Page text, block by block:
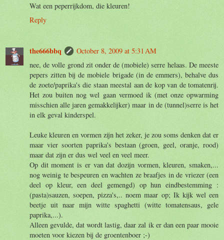
Wat een peperrijkdom, die kleuren!
Reply
the666bbq
October 8, 2009 at 5:31 AM
nee, de volle grond zit onder de (mobiele) serre helaas. De meeste
pepers zitten bij de mobiele brigade (in de emmers), behalve dus
de zoete/paprika's die staan meestal aan de kop van de tomatenrij.
Het zou buiten nog wel gaan vermoed ik (met onze opwarming
misschien alle jaren gemakkelijker) maar in de (tunnel)serre is het
in elk geval kinderspel.
Leuke kleuren en vormen zijn het zeker, je zou soms denken dat er
maar vier soorten paprika's bestaan (groen, geel, oranje, rood)
maar dat zijn er dus wel veel en veel meer.
Op dit moment is er van dat dozijn vormen, kleuren, smaken,...
nog weinig te bespeuren en wachten ze braafjes in de vriezer (een
deel op kleur, een deel gemengd) op hun eindbestemming :
(pasta)sauzen, soepen, pizza's,.. noem maar op; Ik kijk wel een
beetje uit naar mijn witte spaghetti (witte tomatensaus, gele
paprika,...).
Alleen gevulde, dat wordt lastig, daar zal ik er dan een paar mooie
moeten voor kiezen bij de groentenboer ;-)